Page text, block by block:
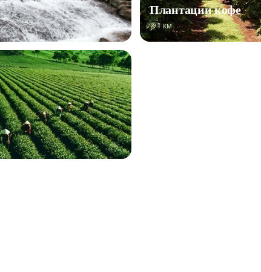
Плантации кофе
1 км